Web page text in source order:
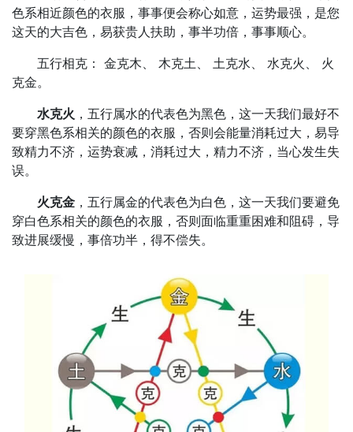
色系相近颜色的衣服，事事便会称心如意，运势最强，是您
这天的大吉色，易获贵人扶助，事半功倍，事事顺心。
五行相克： 金克木、 木克土、 土克水、 水克火、 火
克金。
水克火 ，五行属水的代表色为黑色，这一天我们最好不
要穿黑色系相关的颜色的衣服，否则会能量消耗过大，易导
致精力不济，运势衰减，消耗过大，精力不济，当心发生失
误。
火克金 ，五行属金的代表色为白色，这一天我们要避免
穿白色系相关的颜色的衣服，否则面临重重困难和阻碍，导
致进展缓慢，事倍功半，得不偿失。